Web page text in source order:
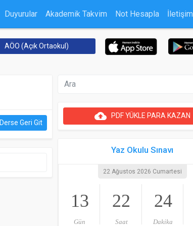
Duyurular Akademik Takvim Not Hesapla İletişim
AÖO (Açık Ortaokul)
Derse Geri Git
cloud_uploadPDF YÜKLE PARA KAZAN
Yaz Okulu Sınavı
22 Ağustos 2026 Cumartesi
13
Gün
22
Saat
24
Dakika